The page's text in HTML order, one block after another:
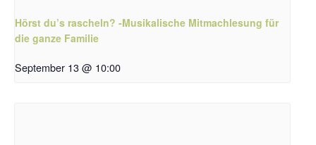
Hörst du’s rascheln? -Musikalische Mitmachlesung für
die ganze Familie
September 13 @ 10:00